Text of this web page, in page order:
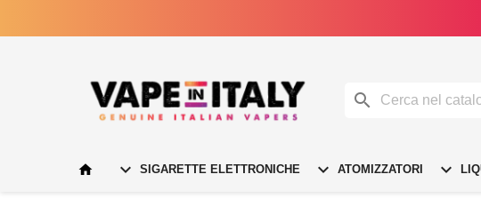

  SIGARETTE ELETTRONICHE  ATOMIZZATORI 